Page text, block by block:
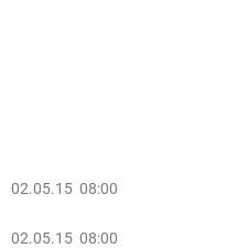
02.05.15 08:00
02.05.15 08:00